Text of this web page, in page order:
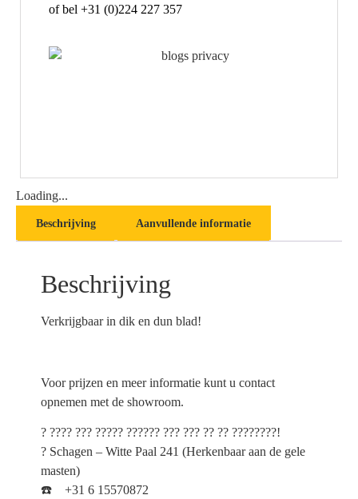
of bel +31 (0)224 227 357
Loading...
Beschrijving Aanvullende informatie
Beschrijving
Verkrijgbaar in dik en dun blad!
Voor prijzen en meer informatie kunt u contact
opnemen met de showroom.
? ???? ??? ????? ?????? ??? ??? ?? ?? ????????!
? Schagen – Witte Paal 241 (Herkenbaar aan de gele
masten)
☎️ +31 6 15570872